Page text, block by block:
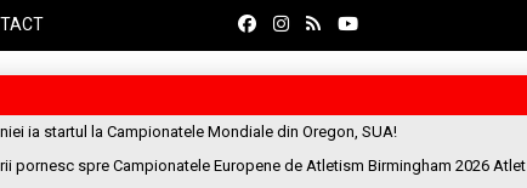
ia startul la Campionatele Mondiale din Oregon, SUA!
pornesc spre Campionatele Europene de Atletism Birmingham 2026 Atlet